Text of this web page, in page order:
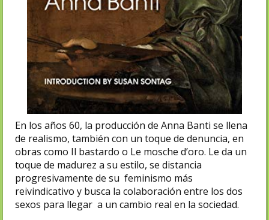
En los años 60, la producción de Anna Banti se llena
de realismo, también con un toque de denuncia, en
obras como Il bastardo o Le mosche d’oro. Le da un
toque de madurez a su estilo, se distancia
progresivamente de su feminismo más
reivindicativo y busca la colaboración entre los dos
sexos para llegar a un cambio real en la sociedad.